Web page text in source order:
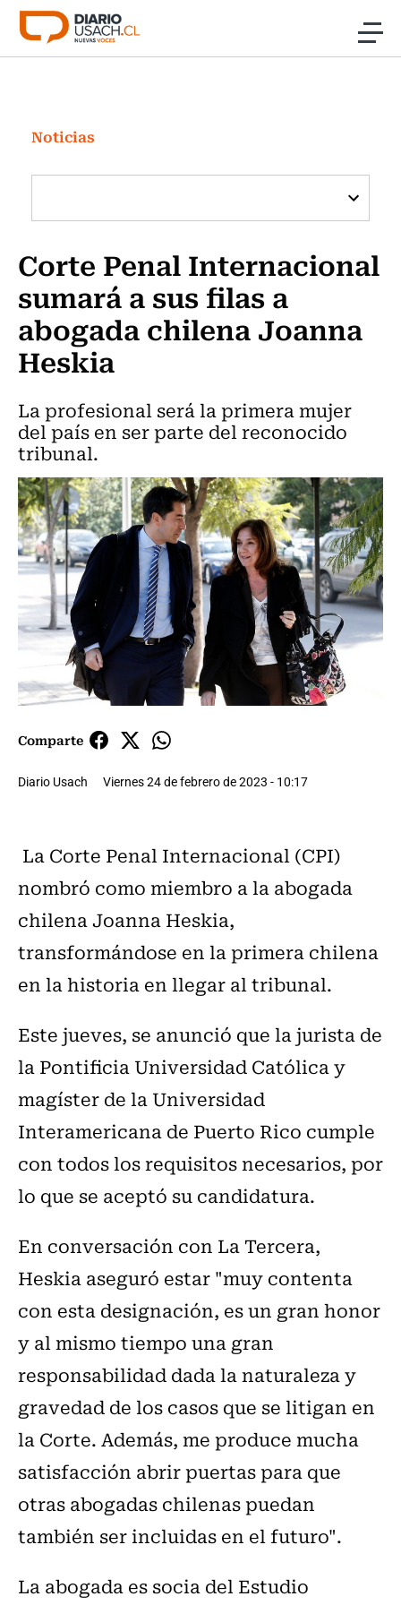
Click acá para ir directamente al contenido
Investigación
Cultura
Programas Radio y TV Usach
Noticias
Corte Penal Internacional
sumará a sus filas a
abogada chilena Joanna
Heskia
La profesional será la primera mujer
del país en ser parte del reconocido
tribunal.
Comparte
Diario Usach Viernes 24 de febrero de 2023 - 10:17
La Corte Penal Internacional (CPI)
nombró como miembro a la abogada
chilena Joanna Heskia,
transformándose en la primera chilena
en la historia en llegar al tribunal.
Este jueves, se anunció que la jurista de
la Pontificia Universidad Católica y
magíster de la Universidad
Interamericana de Puerto Rico cumple
con todos los requisitos necesarios, por
lo que se aceptó su candidatura.
En conversación con La Tercera,
Heskia aseguró estar "muy contenta
con esta designación, es un gran honor
y al mismo tiempo una gran
responsabilidad dada la naturaleza y
gravedad de los casos que se litigan en
la Corte. Además, me produce mucha
satisfacción abrir puertas para que
otras abogadas chilenas puedan
también ser incluidas en el futuro".
La abogada es socia del Estudio